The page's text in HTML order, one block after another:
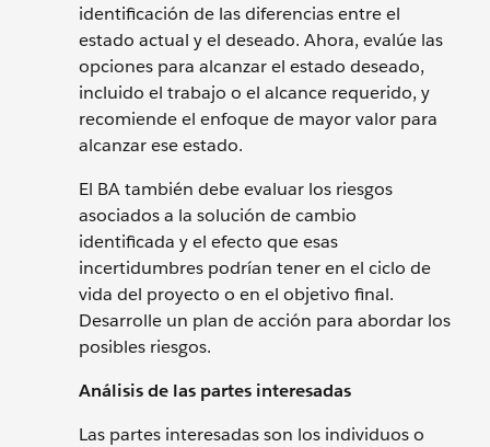
identificación de las diferencias entre el
estado actual y el deseado. Ahora, evalúe las
opciones para alcanzar el estado deseado,
incluido el trabajo o el alcance requerido, y
recomiende el enfoque de mayor valor para
alcanzar ese estado.
El BA también debe evaluar los riesgos
asociados a la solución de cambio
identificada y el efecto que esas
incertidumbres podrían tener en el ciclo de
vida del proyecto o en el objetivo final.
Desarrolle un plan de acción para abordar los
posibles riesgos.
Análisis de las partes interesadas
Las partes interesadas son los individuos o